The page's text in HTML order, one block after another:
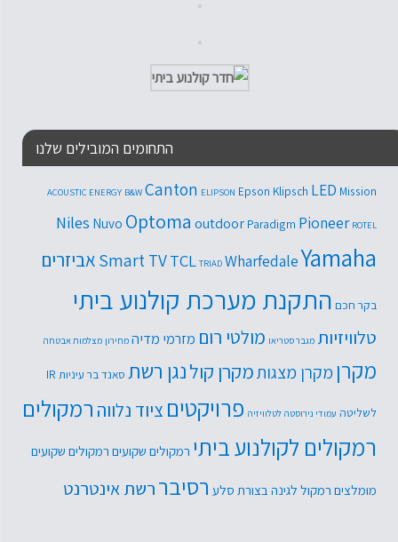
התחומים המובילים שלנו
ACOUSTIC ENERGY B&W Canton ELIPSON Epson Klipsch LED Mission
Niles Nuvo Optoma outdoor Paradigm Pioneer ROTEL
Smart TVTCL TRIAD WharfedaleYamaha אביזרים
בקר חכם התקנת מערכת קולנוע ביתי
טלוויזיות מגבר סטריאו מולטי רום מזרמי מדיה מחירון מצלמות אבטחה
מקרןמקרן מצגותמקרן קולנגן רשת סאנד בר עיניות IR
לשליטה עמודי נירוסטה לטלוויזיה פרויקטים ציוד נלווה רמקולים
רמקולים לקולנוע ביתי רמקולים שקועים רמקולים שקועים
מומלצים רמקול לגינה בצורת סלע רסיבררשת אינטרנט